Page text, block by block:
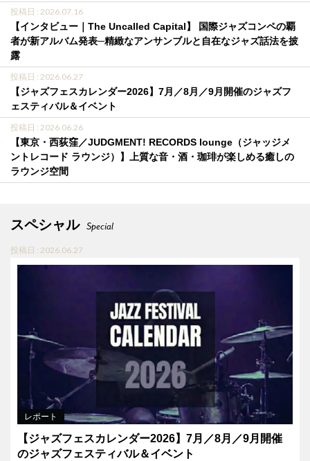
投稿日 : 2026.07.16
【インタビュー｜The Uncalled Capital】 国際ジャズコンペの覇
者が新アルバム発表─精緻なアンサンブルと自在なジャズ話法を披
露
投稿日 : 2026.06.27
【ジャズフェスカレンダー2026】7月／8月／9月開催のジャズフ
ェスティバル＆イベント
投稿日 : 2026.06.26
【東京・西荻窪／JUDGMENT! RECORDS lounge（ジャッジメ
ントレコード ラウンジ）】上質な音・酒・珈琲が楽しめる癒しの
ラウンジ空間
スペシャル Special
投稿日 : 2026.06.27
レポート
【ジャズフェスカレンダー2026】7月／8月／9月開催
のジャズフェスティバル＆イベント